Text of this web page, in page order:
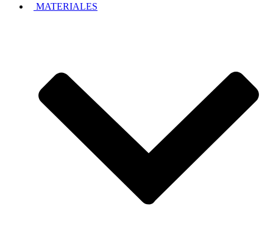
MATERIALES